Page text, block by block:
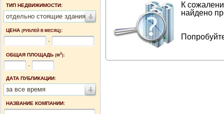
ТИП НЕДВИЖИМОСТИ:
отдельно стоящие здания
ЦЕНА (РУБЛЕЙ В МЕСЯЦ):
-
ОБЩАЯ ПЛОЩАДЬ (М2):
-
ДАТА ПУБЛИКАЦИИ:
за все время
НАЗВАНИЕ КОМПАНИИ:
К
найдено